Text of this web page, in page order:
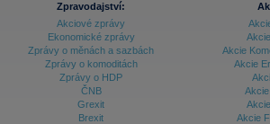
Archiv - Treasury alerty
Archiv - Vývoj české koruny
Archiv analýz - Makroukazatele
Zpravodajství:
Akciové zprávy
Ekonomické zprávy
Zprávy o měnách a sazbách
Zprávy o komoditách
Zprávy o HDP
ČNB
Grexit
Brexit
Akcie
Akcie
Akcie